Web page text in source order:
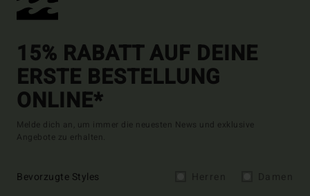
15% RABATT AUF DEINE
ERSTE BESTELLUNG
ONLINE*
Melde dich an, um immer die neuesten News und exklusive
Angebote zu erhalten.
Bevorzugte Styles